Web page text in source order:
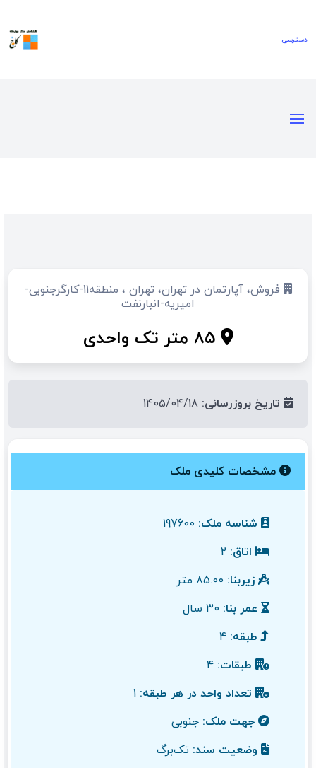
دسترسی‌
فروش، آپارتمان در تهران، تهران ، منطقه11-کارگرجنوبی-
امیریه-انبارنفت
۸۵ متر تک واحدی
تاریخ بروزرسانی:
مشخصات کلیدی ملک
شناسه ملک:
اتاق:
زیربنا:
عمر بنا:
طبقه:
طبقات:
تعداد واحد در هر طبقه:
جهت ملک: جنوبی
وضعیت سند: تک‌برگ